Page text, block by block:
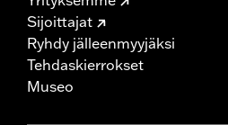
Sijoittajat
Ryhdy jälleenmyyjäksi
Tehdaskierrokset
Museo